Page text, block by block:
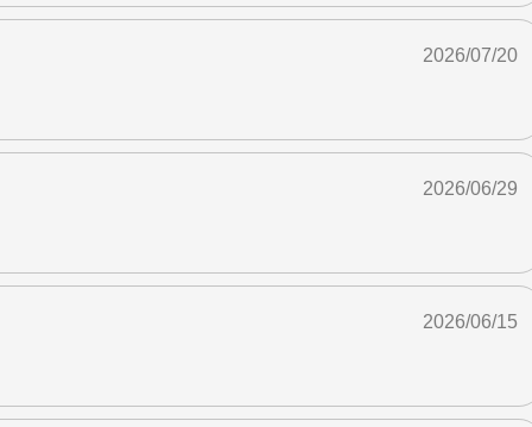
2026/07/20
2026/06/29
2026/06/15